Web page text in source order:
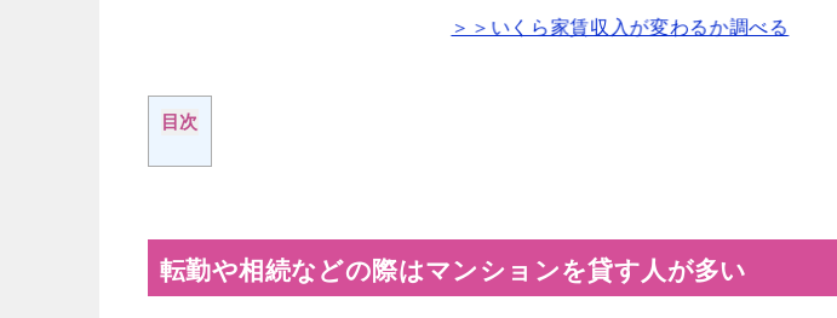
＞＞いくら家賃収入が変わるか調べる
目次
転勤や相続などの際はマンションを貸す人が多い